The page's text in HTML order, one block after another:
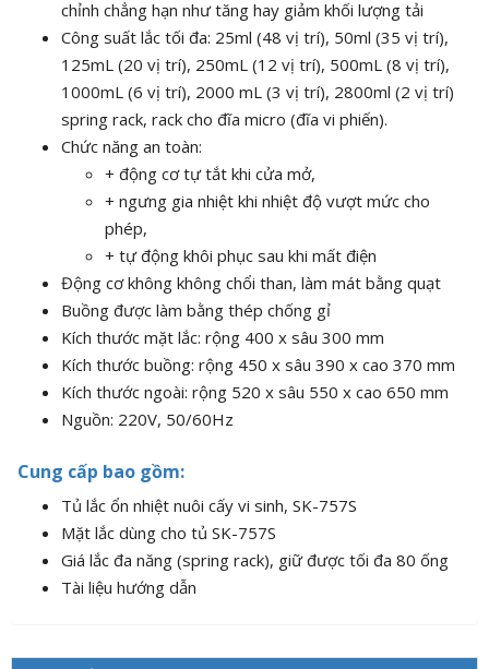
chỉnh chẳng hạn như tăng hay giảm khối lượng tải
Công suất lắc tối đa: 25ml (48 vị trí), 50ml (35 vị trí),
125mL (20 vị trí), 250mL (12 vị trí), 500mL (8 vị trí),
1000mL (6 vị trí), 2000 mL (3 vị trí), 2800ml (2 vị trí)
spring rack, rack cho đĩa micro (đĩa vi phiến).
Chức năng an toàn:
+ động cơ tự tắt khi cửa mở,
+ ngưng gia nhiệt khi nhiệt độ vượt mức cho
phép,
+ tự động khôi phục sau khi mất điện
Động cơ không không chổi than, làm mát bằng quạt
Buồng được làm bằng thép chống gỉ
Kích thước mặt lắc: rộng 400 x sâu 300 mm
Kích thước buồng: rộng 450 x sâu 390 x cao 370 mm
Kích thước ngoài: rộng 520 x sâu 550 x cao 650 mm
Nguồn: 220V, 50/60Hz
Cung cấp bao gồm:
Tủ lắc ổn nhiệt nuôi cấy vi sinh, SK-757S
Mặt lắc dùng cho tủ SK-757S
Giá lắc đa năng (spring rack), giữ được tối đa 80 ống
Tài liệu hướng dẫn